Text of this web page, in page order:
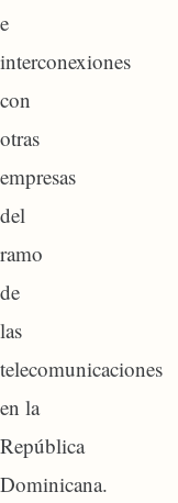
e
interconexiones
con
otras
empresas
del
ramo
de
las
telecomunicaciones
en la
República
Dominicana.